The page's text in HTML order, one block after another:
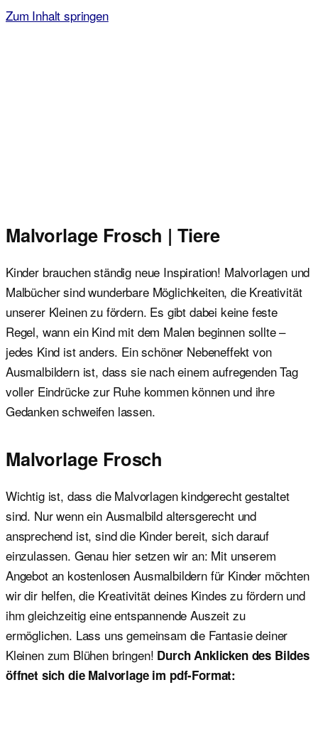
Zum Inhalt springen
Malvorlage Frosch | Tiere
Kinder brauchen ständig neue Inspiration! Malvorlagen und
Malbücher sind wunderbare Möglichkeiten, die Kreativität
unserer Kleinen zu fördern. Es gibt dabei keine feste
Regel, wann ein Kind mit dem Malen beginnen sollte –
jedes Kind ist anders. Ein schöner Nebeneffekt von
Ausmalbildern ist, dass sie nach einem aufregenden Tag
voller Eindrücke zur Ruhe kommen können und ihre
Gedanken schweifen lassen.
Malvorlage Frosch
Wichtig ist, dass die Malvorlagen kindgerecht gestaltet
sind. Nur wenn ein Ausmalbild altersgerecht und
ansprechend ist, sind die Kinder bereit, sich darauf
einzulassen. Genau hier setzen wir an: Mit unserem
Angebot an kostenlosen Ausmalbildern für Kinder möchten
wir dir helfen, die Kreativität deines Kindes zu fördern und
ihm gleichzeitig eine entspannende Auszeit zu
ermöglichen. Lass uns gemeinsam die Fantasie deiner
Kleinen zum Blühen bringen! Durch Anklicken des Bildes
öffnet sich die Malvorlage im pdf-Format: